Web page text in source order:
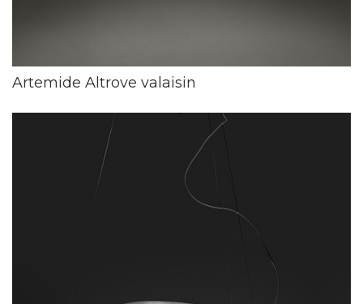
Artemide Altrove valaisin